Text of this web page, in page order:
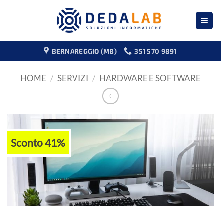
BERNAREGGIO (MB) 351 570 9891
HOME / SERVIZI / HARDWARE E SOFTWARE
Sconto 41%